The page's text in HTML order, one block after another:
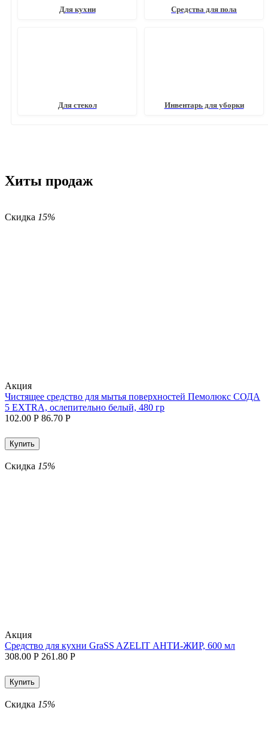
Для кухни Средства для пола
Для стекол Инвентарь для уборки
Хиты продаж
Скидка 15%
Aкция
Чистящее средство для мытья поверхностей Пемолюкс СОДА
5 EXTRA, ослепительно белый, 480 гр
102.00 Р 86.70 Р
Купить
Скидка 15%
Aкция
Средство для кухни GraSS AZELIT АНТИ-ЖИР, 600 мл
308.00 Р 261.80 Р
Купить
Скидка 15%